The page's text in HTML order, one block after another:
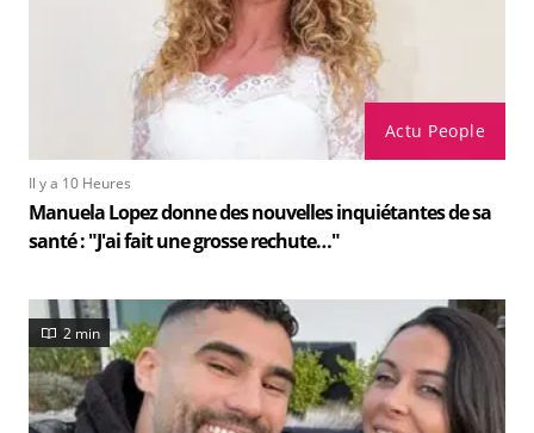
Actu People
Il y a 10 Heures
Manuela Lopez donne des nouvelles inquiétantes de sa
santé : "J'ai fait une grosse rechute…"
2 min